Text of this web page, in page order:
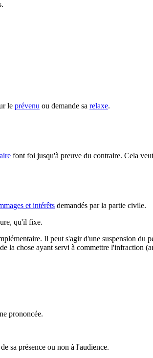
le prévenu ou demande sa relaxe.
font foi jusqu'à preuve du contraire. Cela
et intérêts demandés par la partie civile.
qu'il fixe.
Il peut s'agir d'une suspension
la chose ayant servi à commettre l'infraction
prononcée.
sa présence ou non à l'audience.